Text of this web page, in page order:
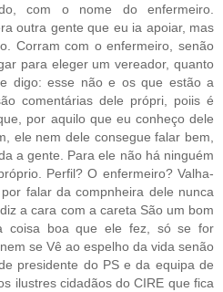
com o nome do enfermeiro.
outra gente que eu ia apoiar, mas
Corram com o enfermeiro, senão
para eleger um vereador, quanto
digo: esse não e os que estão a
comentárias dele própri, poiis é
por aquilo que eu conheço dele
ele nem dele consegue falar bem,
a gente. Para ele não há ninguém
Perfil? O enfermeiro? Valha-
falar da compnheira dele nunca
a cara com a careta São um bom
coisa boa que ele fez, só se for
se Vê ao espelho da vida senão
presidente do PS e da equipa de
ilustres cidadãos do CIRE que fica